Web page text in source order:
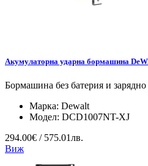
Акумулаторна ударна бормашина
Бормашина без батерия и
Марка: Dewalt
Модел: DCD1007NT-XJ
294.00€ / 575.01лв.
Виж